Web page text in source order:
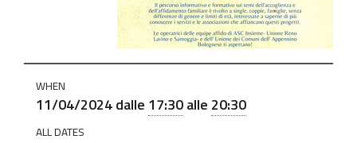
incontriamoci
Possiamo
WHEN
11/04/2024dalle 17:30alle 20:30
ALL DATES